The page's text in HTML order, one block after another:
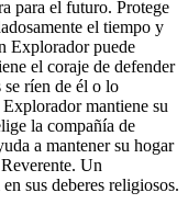
para el futuro. Protege
el tiempo y
Explorador puede
el coraje de defender
se ríen de él o lo
mantiene su
la compañía de
a mantener su hogar
Un
sus deberes religiosos.